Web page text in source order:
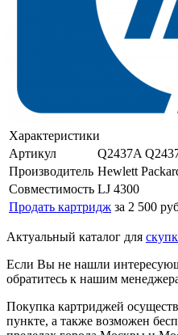
Характеристики
Артикул
Q2437A
Производитель Hewlett
Совместимость LJ 4300
Продать картридж за 2 500
Актуальный каталог для
Если Вы не нашли
обратитесь к нашим
Покупка картриджей
пункте, а также возможен